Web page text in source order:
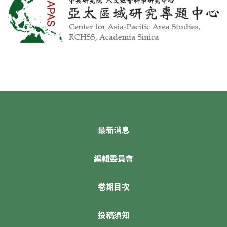
最新消息
編輯委員會
卷期目次
投稿須知